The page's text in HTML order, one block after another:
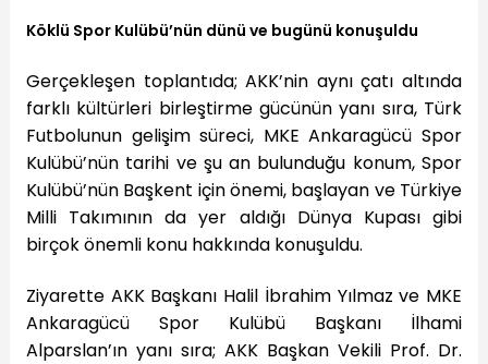
Köklü Spor Kulübü’nün dünü ve bugünü konuşuldu
Gerçekleşen toplantıda; AKK’nin aynı çatı altında
farklı kültürleri birleştirme gücünün yanı sıra, Türk
Futbolunun gelişim süreci, MKE Ankaragücü Spor
Kulübü’nün tarihi ve şu an bulunduğu konum, Spor
Kulübü’nün Başkent için önemi, başlayan ve Türkiye
Milli Takımının da yer aldığı Dünya Kupası gibi
birçok önemli konu hakkında konuşuldu.
Ziyarette AKK Başkanı Halil İbrahim Yılmaz ve MKE
Ankaragücü Spor Kulübü Başkanı İlhami
Alparslan’ın yanı sıra; AKK Başkan Vekili Prof. Dr.